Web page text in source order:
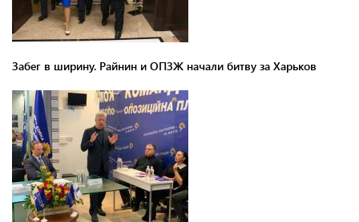
Забег в ширину. Райнин и ОПЗЖ начали битву за Харьков